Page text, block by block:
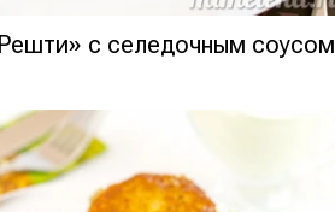
с селедочным соусом